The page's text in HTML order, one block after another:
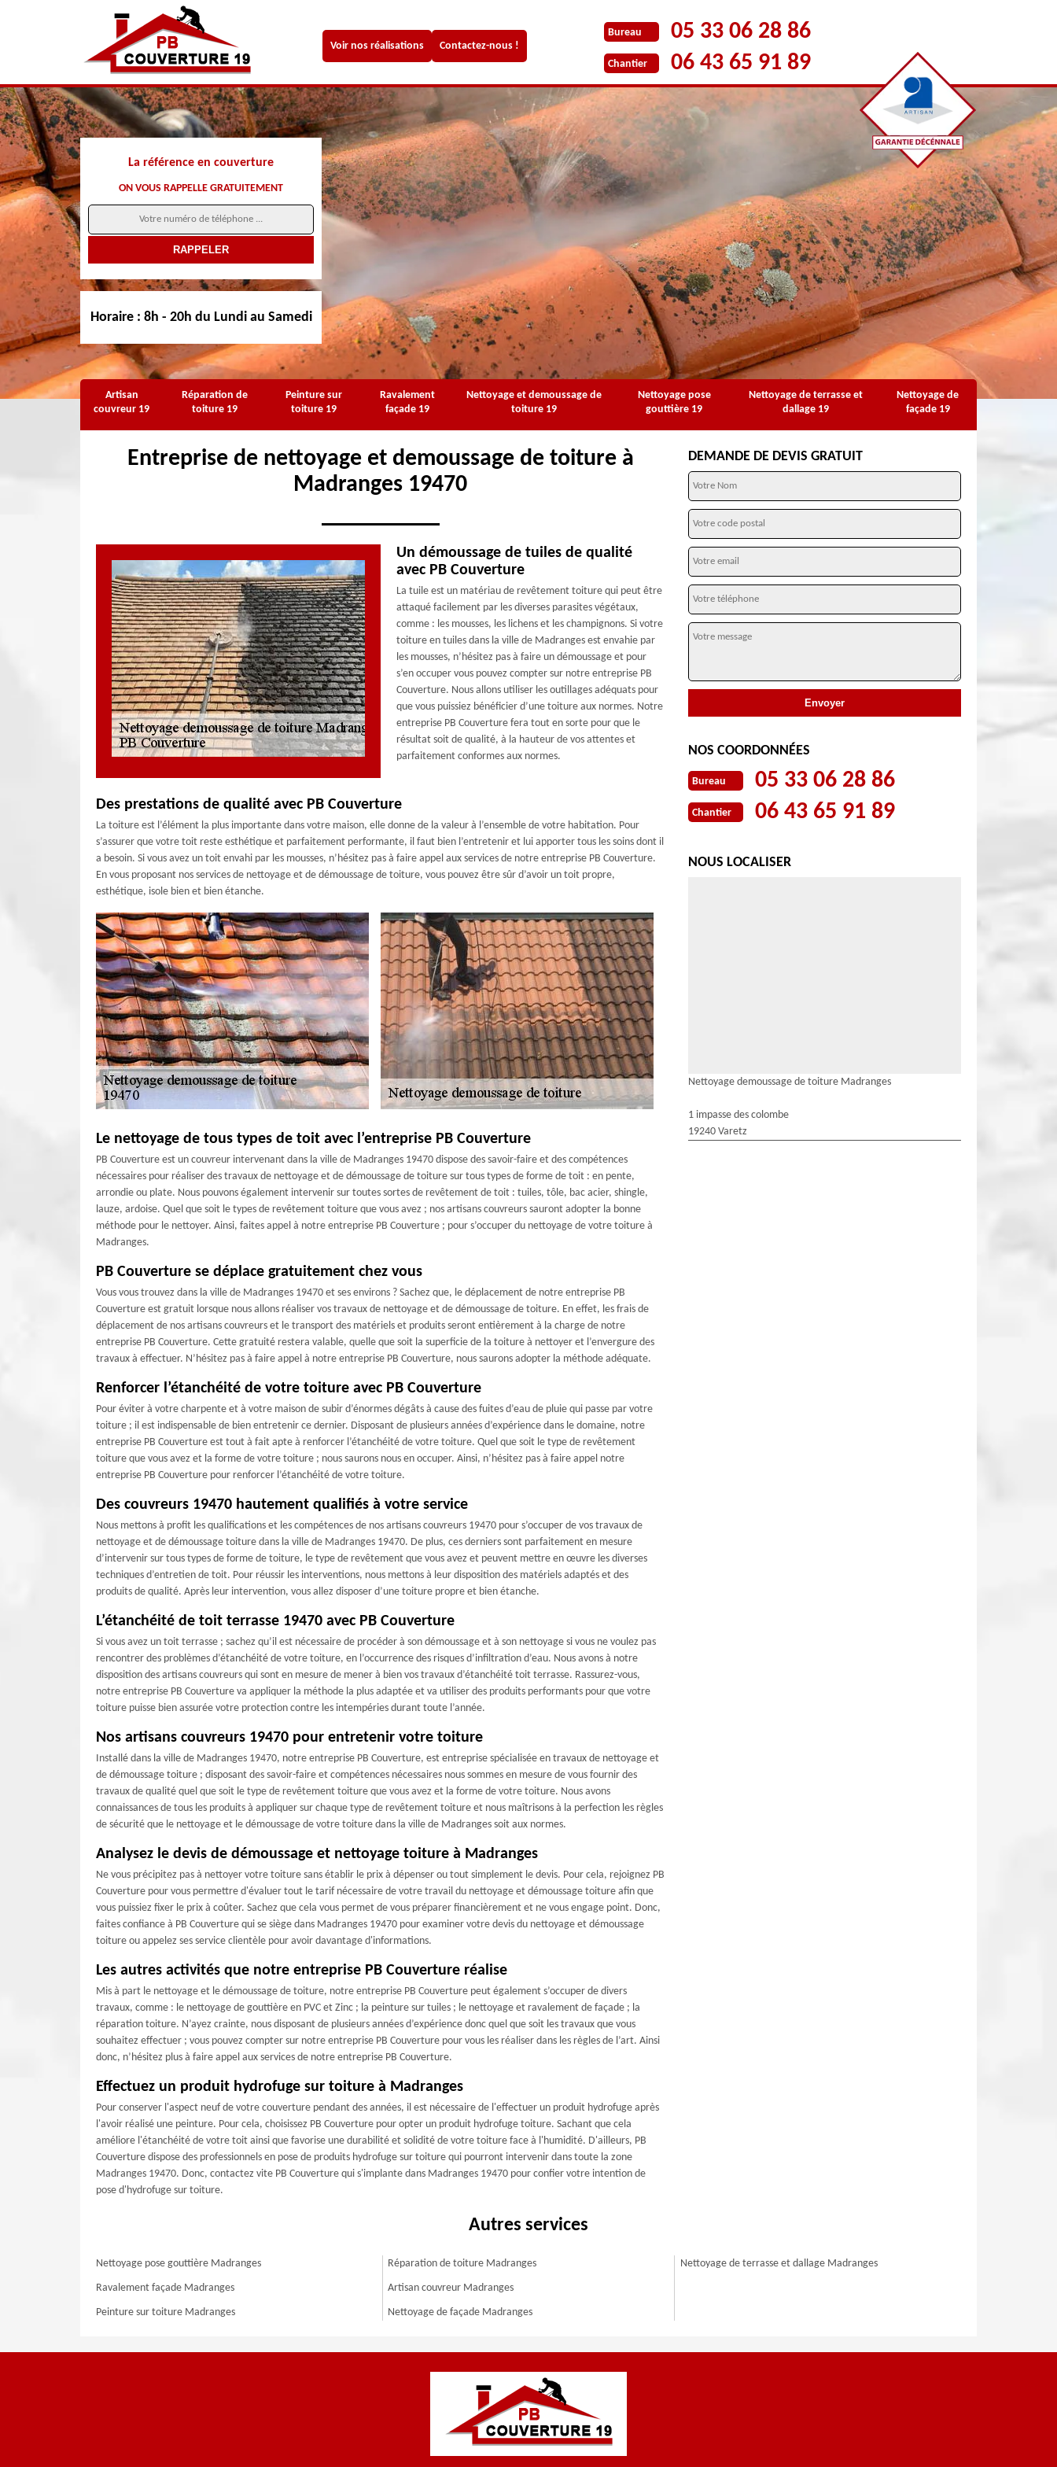
Voir nos réalisations Contactez-nous !
Bureau 05 33 06 28 86
Chantier 06 43 65 91 89
La référence en couverture
ON VOUS RAPPELLE GRATUITEMENT
Horaire : 8h - 20h du Lundi au Samedi
Artisan
couvreur 19
Réparation de
toiture 19
Peinture sur
toiture 19
Ravalement
façade 19
Nettoyage et demoussage de
toiture 19
Nettoyage pose
gouttière 19
Nettoyage de terrasse et
dallage 19
Nettoyage de
façade 19
Entreprise de nettoyage et demoussage de toiture à
Madranges 19470
Un démoussage de tuiles de qualité
avec PB Couverture
La tuile est un matériau de revêtement toiture qui peut être
attaqué facilement par les diverses parasites végétaux,
comme : les mousses, les lichens et les champignons. Si votre
toiture en tuiles dans la ville de Madranges est envahie par
les mousses, n’hésitez pas à faire un démoussage et pour
s’en occuper vous pouvez compter sur notre entreprise PB
Couverture. Nous allons utiliser les outillages adéquats pour
que vous puissiez bénéficier d’une toiture aux normes. Notre
entreprise PB Couverture fera tout en sorte pour que le
résultat soit de qualité, à la hauteur de vos attentes et
parfaitement conformes aux normes.
Des prestations de qualité avec PB Couverture
La toiture est l’élément la plus importante dans votre maison, elle donne de la valeur à l’ensemble de votre habitation. Pour
s’assurer que votre toit reste esthétique et parfaitement performante, il faut bien l’entretenir et lui apporter tous les soins dont il
a besoin. Si vous avez un toit envahi par les mousses, n’hésitez pas à faire appel aux services de notre entreprise PB Couverture.
En vous proposant nos services de nettoyage et de démoussage de toiture, vous pouvez être sûr d’avoir un toit propre,
esthétique, isole bien et bien étanche.
Le nettoyage de tous types de toit avec l’entreprise PB Couverture
PB Couverture est un couvreur intervenant dans la ville de Madranges 19470 dispose des savoir-faire et des compétences
nécessaires pour réaliser des travaux de nettoyage et de démoussage de toiture sur tous types de forme de toit : en pente,
arrondie ou plate. Nous pouvons également intervenir sur toutes sortes de revêtement de toit : tuiles, tôle, bac acier, shingle,
lauze, ardoise. Quel que soit le types de revêtement toiture que vous avez ; nos artisans couvreurs sauront adopter la bonne
méthode pour le nettoyer. Ainsi, faites appel à notre entreprise PB Couverture ; pour s’occuper du nettoyage de votre toiture à
Madranges.
PB Couverture se déplace gratuitement chez vous
Vous vous trouvez dans la ville de Madranges 19470 et ses environs ? Sachez que, le déplacement de notre entreprise PB
Couverture est gratuit lorsque nous allons réaliser vos travaux de nettoyage et de démoussage de toiture. En effet, les frais de
déplacement de nos artisans couvreurs et le transport des matériels et produits seront entièrement à la charge de notre
entreprise PB Couverture. Cette gratuité restera valable, quelle que soit la superficie de la toiture à nettoyer et l’envergure des
travaux à effectuer. N’hésitez pas à faire appel à notre entreprise PB Couverture, nous saurons adopter la méthode adéquate.
Renforcer l’étanchéité de votre toiture avec PB Couverture
Pour éviter à votre charpente et à votre maison de subir d’énormes dégâts à cause des fuites d’eau de pluie qui passe par votre
toiture ; il est indispensable de bien entretenir ce dernier. Disposant de plusieurs années d’expérience dans le domaine, notre
entreprise PB Couverture est tout à fait apte à renforcer l’étanchéité de votre toiture. Quel que soit le type de revêtement
toiture que vous avez et la forme de votre toiture ; nous saurons nous en occuper. Ainsi, n’hésitez pas à faire appel notre
entreprise PB Couverture pour renforcer l’étanchéité de votre toiture.
Des couvreurs 19470 hautement qualifiés à votre service
Nous mettons à profit les qualifications et les compétences de nos artisans couvreurs 19470 pour s’occuper de vos travaux de
nettoyage et de démoussage toiture dans la ville de Madranges 19470. De plus, ces derniers sont parfaitement en mesure
d’intervenir sur tous types de forme de toiture, le type de revêtement que vous avez et peuvent mettre en œuvre les diverses
techniques d’entretien de toit. Pour réussir les interventions, nous mettons à leur disposition des matériels adaptés et des
produits de qualité. Après leur intervention, vous allez disposer d’une toiture propre et bien étanche.
L’étanchéité de toit terrasse 19470 avec PB Couverture
Si vous avez un toit terrasse ; sachez qu’il est nécessaire de procéder à son démoussage et à son nettoyage si vous ne voulez pas
rencontrer des problèmes d’étanchéité de votre toiture, en l’occurrence des risques d’infiltration d’eau. Nous avons à notre
disposition des artisans couvreurs qui sont en mesure de mener à bien vos travaux d’étanchéité toit terrasse. Rassurez-vous,
notre entreprise PB Couverture va appliquer la méthode la plus adaptée et va utiliser des produits performants pour que votre
toiture puisse bien assurée votre protection contre les intempéries durant toute l’année.
Nos artisans couvreurs 19470 pour entretenir votre toiture
Installé dans la ville de Madranges 19470, notre entreprise PB Couverture, est entreprise spécialisée en travaux de nettoyage et
de démoussage toiture ; disposant des savoir-faire et compétences nécessaires nous sommes en mesure de vous fournir des
travaux de qualité quel que soit le type de revêtement toiture que vous avez et la forme de votre toiture. Nous avons
connaissances de tous les produits à appliquer sur chaque type de revêtement toiture et nous maîtrisons à la perfection les règles
de sécurité que le nettoyage et le démoussage de votre toiture dans la ville de Madranges soit aux normes.
Analysez le devis de démoussage et nettoyage toiture à Madranges
Ne vous précipitez pas à nettoyer votre toiture sans établir le prix à dépenser ou tout simplement le devis. Pour cela, rejoignez PB
Couverture pour vous permettre d'évaluer tout le tarif nécessaire de votre travail du nettoyage et démoussage toiture afin que
vous puissiez fixer le prix à coûter. Sachez que cela vous permet de vous préparer financièrement et ne vous engage point. Donc,
faites confiance à PB Couverture qui se siège dans Madranges 19470 pour examiner votre devis du nettoyage et démoussage
toiture ou appelez ses service clientèle pour avoir davantage d'informations.
Les autres activités que notre entreprise PB Couverture réalise
Mis à part le nettoyage et le démoussage de toiture, notre entreprise PB Couverture peut également s’occuper de divers
travaux, comme : le nettoyage de gouttière en PVC et Zinc ; la peinture sur tuiles ; le nettoyage et ravalement de façade ; la
réparation toiture. N’ayez crainte, nous disposant de plusieurs années d’expérience donc quel que soit les travaux que vous
souhaitez effectuer ; vous pouvez compter sur notre entreprise PB Couverture pour vous les réaliser dans les règles de l’art. Ainsi
donc, n’hésitez plus à faire appel aux services de notre entreprise PB Couverture.
Effectuez un produit hydrofuge sur toiture à Madranges
Pour conserver l'aspect neuf de votre couverture pendant des années, il est nécessaire de l'effectuer un produit hydrofuge après
l'avoir réalisé une peinture. Pour cela, choisissez PB Couverture pour opter un produit hydrofuge toiture. Sachant que cela
améliore l'étanchéité de votre toit ainsi que favorise une durabilité et solidité de votre toiture face à l'humidité. D'ailleurs, PB
Couverture dispose des professionnels en pose de produits hydrofuge sur toiture qui pourront intervenir dans toute la zone
Madranges 19470. Donc, contactez vite PB Couverture qui s'implante dans Madranges 19470 pour confier votre intention de
pose d'hydrofuge sur toiture.
DEMANDE DE DEVIS GRATUIT
NOS COORDONNÉES
Bureau 05 33 06 28 86
Chantier 06 43 65 91 89
NOUS LOCALISER
Nettoyage demoussage de toiture Madranges
1 impasse des colombe
19240 Varetz
Autres services
Nettoyage pose gouttière Madranges
Ravalement façade Madranges
Peinture sur toiture Madranges
Réparation de toiture Madranges
Artisan couvreur Madranges
Nettoyage de façade Madranges
Nettoyage de terrasse et dallage Madranges